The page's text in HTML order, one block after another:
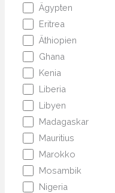
Ägypten
Eritrea
Äthiopien
Ghana
Kenia
Liberia
Libyen
Madagaskar
Mauritius
Marokko
Mosambik
Nigeria